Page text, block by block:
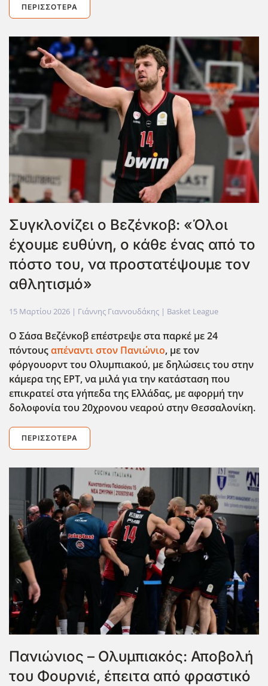
ΠΕΡΙΣΣΌΤΕΡΑ
Συγκλονίζει ο Βεζένκοβ: «Όλοι
έχουμε ευθύνη, ο κάθε ένας από το
πόστο του, να προστατέψουμε τον
αθλητισμό»
15 Μαρτίου 2026 | Γιάννης Γιαννουδάκης | Basket League
Ο Σάσα Βεζένκοβ επέστρεψε στα παρκέ με 24
πόντουςαπέναντι στον Πανιώνιο, με τον
φόργουορντ του Ολυμπιακού, με δηλώσεις του στην
κάμερα της ΕΡΤ, να μιλά για την κατάσταση που
επικρατεί στα γήπεδα της Ελλάδας, με αφορμή την
δολοφονία του 20χρονου νεαρού στην Θεσσαλονίκη.
ΠΕΡΙΣΣΌΤΕΡΑ
Πανιώνιος – Ολυμπιακός: Αποβολή
του Φουρνιέ, έπειτα από φραστικό